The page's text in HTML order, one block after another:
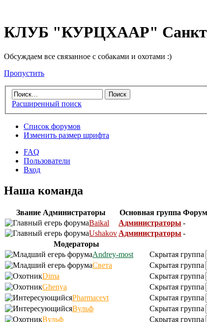
КЛУБ "КУРЦХААР" Санкт-
Обсуждаем все связанное с собаками и охотами :)
Пропустить
Расширенный поиск
Список форумов
Изменить размер шрифта
FAQ
Пользователи
Вход
Наша команда
Звание Администраторы Основная группа
Baikal
Администраторы -
Ushakov Администраторы -
Модераторы
Andrey-most
Скрытая группа
Света
Скрытая группа
Dima
Скрытая группа
Ghenya
Скрытая группа
Pharmacevt
Скрытая группа
Вульф
Скрытая группа
Вульф
Скрытая группа